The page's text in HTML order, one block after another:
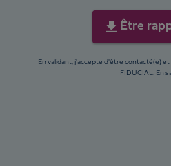
Être
En validant, j'accepte d'être contacté(e)
FIDUCIAL. En